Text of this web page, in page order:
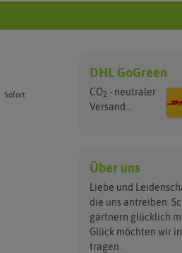
Sofort
DHL GoGreen
CO2 - neutraler
Versand...
Über uns
Liebe und
die uns antreiben.
gärtnern glücklich
Glück möchten wir
tragen.